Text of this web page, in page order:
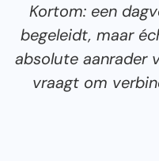
Kortom: een
begeleidt, maar
absolute aanrader
vraagt om